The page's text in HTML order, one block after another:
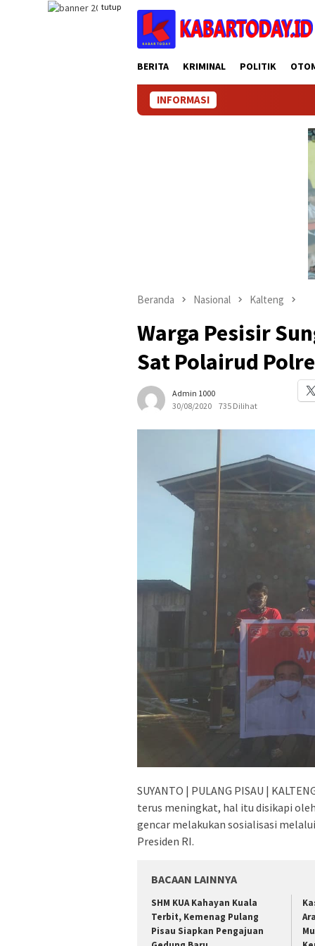
tutup
BERITA KRIMINAL POLITIK
INFORMASI
Beranda Nasional Kalteng
Warga Pesisir
Sat Polairud
Admin 1000
30/08/2020
735 Dilihat
SUYANTO | PULANG PISAU |
terus meningkat, hal itu disikapi
gencar melakukan sosialisasi
Presiden RI.
BACAAN LAINNYA
SHM KUA Kahayan Kuala
Terbit, Kemenag Pulang
Pisau Siapkan Pengajuan